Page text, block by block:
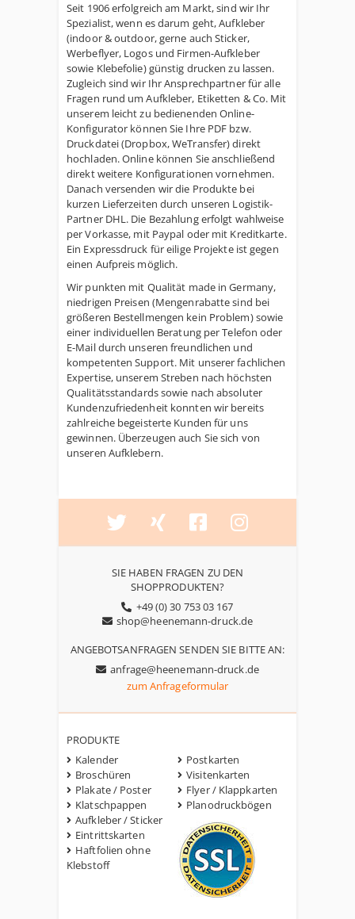
Seit 1906 erfolgreich am Markt, sind wir Ihr
Spezialist, wenn es darum geht, Aufkleber
(indoor & outdoor, gerne auch Sticker,
Werbeflyer, Logos und Firmen-Aufkleber
sowie Klebefolie) günstig drucken zu lassen.
Zugleich sind wir Ihr Ansprechpartner für alle
Fragen rund um Aufkleber, Etiketten & Co. Mit
unserem leicht zu bedienenden Online-
Konfigurator können Sie Ihre PDF bzw.
Druckdatei (Dropbox, WeTransfer) direkt
hochladen. Online können Sie anschließend
direkt weitere Konfigurationen vornehmen.
Danach versenden wir die Produkte bei
kurzen Lieferzeiten durch unseren Logistik-
Partner DHL. Die Bezahlung erfolgt wahlweise
per Vorkasse, mit Paypal oder mit Kreditkarte.
Ein Expressdruck für eilige Projekte ist gegen
einen Aufpreis möglich.
Wir punkten mit Qualität made in Germany,
niedrigen Preisen (Mengenrabatte sind bei
größeren Bestellmengen kein Problem) sowie
einer individuellen Beratung per Telefon oder
E-Mail durch unseren freundlichen und
kompetenten Support. Mit unserer fachlichen
Expertise, unserem Streben nach höchsten
Qualitätsstandards sowie nach absoluter
Kundenzufriedenheit konnten wir bereits
zahlreiche begeisterte Kunden für uns
gewinnen. Überzeugen auch Sie sich von
unseren Aufklebern.
SIE HABEN FRAGEN ZU DEN
SHOPPRODUKTEN?
+49 (0) 30 753 03 167
shop@heenemann-druck.de
ANGEBOTSANFRAGEN SENDEN SIE BITTE AN:
anfrage@heenemann-druck.de
zum Anfrageformular
PRODUKTE
Kalender
Broschüren
Plakate / Poster
Klatschpappen
Aufkleber / Sticker
Eintrittskarten
Haftfolien ohne
Klebstoff
Postkarten
Visitenkarten
Flyer / Klappkarten
Planodruckbögen